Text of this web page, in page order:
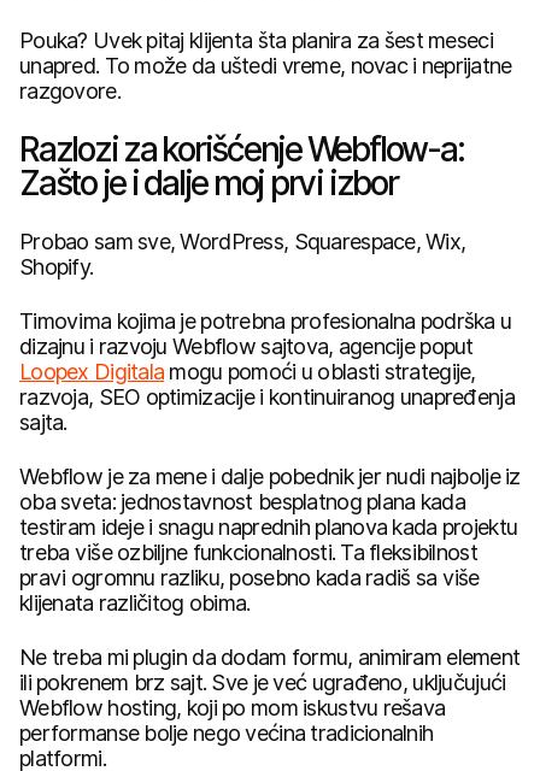
Pouka? Uvek pitaj klijenta šta planira za šest meseci
unapred. To može da uštedi vreme, novac i neprijatne
razgovore.
Razlozi za korišćenje Webflow-a:
Zašto je i dalje moj prvi izbor
Probao sam sve, WordPress, Squarespace, Wix,
Shopify.
Timovima kojima je potrebna profesionalna podrška u
dizajnu i razvoju Webflow sajtova, agencije poput
Loopex Digitala mogu pomoći u oblasti strategije,
razvoja, SEO optimizacije i kontinuiranog unapređenja
sajta.
Webflow je za mene i dalje pobednik jer nudi najbolje iz
oba sveta: jednostavnost besplatnog plana kada
testiram ideje i snagu naprednih planova kada projektu
treba više ozbiljne funkcionalnosti. Ta fleksibilnost
pravi ogromnu razliku, posebno kada radiš sa više
klijenata različitog obima.
Ne treba mi plugin da dodam formu, animiram element
ili pokrenem brz sajt. Sve je već ugrađeno, uključujući
Webflow hosting, koji po mom iskustvu rešava
performanse bolje nego većina tradicionalnih
platformi.